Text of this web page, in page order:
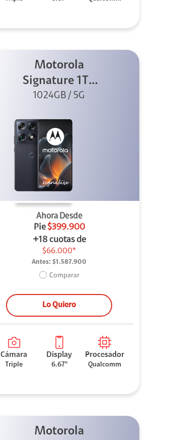
Motorola
Signature 1TB
Negro
1024GB / 5G
Ahora Desde
Pie $399.900
+18 cuotas de
$66.000*
Antes: $1.587.900
Comparar
Lo Quiero
Cámara
Triple
Display
6.67"
Procesador
Qualcomm
Motorola